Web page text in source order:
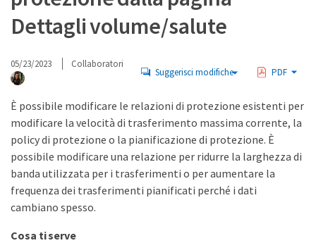
Dettagli volume/salute
05/23/2023 Collaboratori
Suggerisci modifiche PDF
È possibile modificare le relazioni di protezione esistenti per
modificare la velocità di trasferimento massima corrente, la
policy di protezione o la pianificazione di protezione. È
possibile modificare una relazione per ridurre la larghezza di
banda utilizzata per i trasferimenti o per aumentare la
frequenza dei trasferimenti pianificati perché i dati
cambiano spesso.
Cosa ti serve